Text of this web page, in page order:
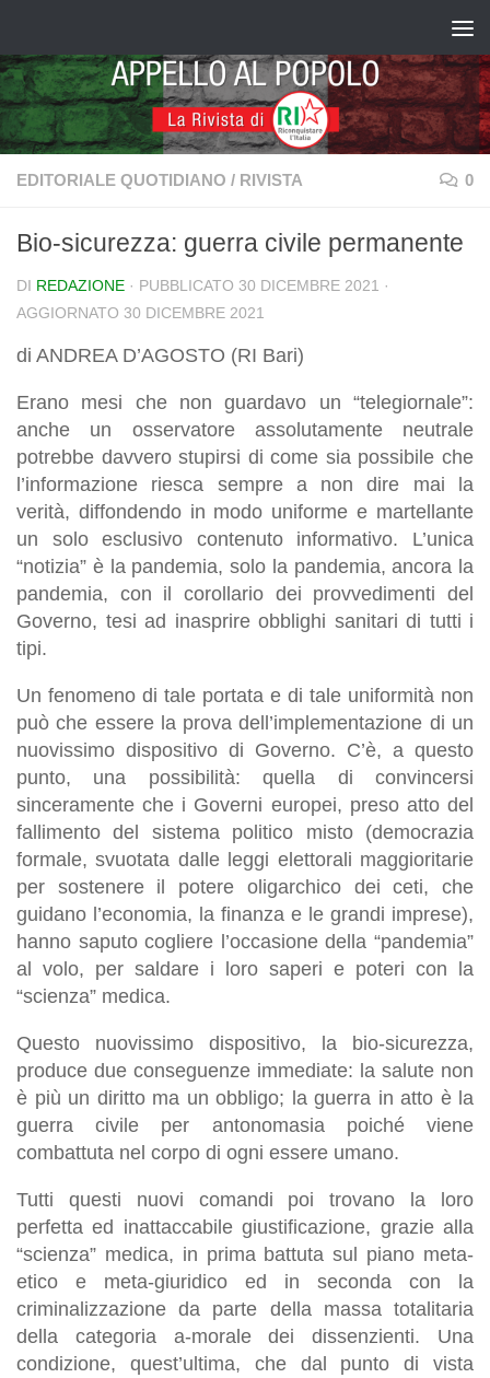
EDITORIALE QUOTIDIANO / RIVISTA 0
Bio-sicurezza: guerra civile permanente
DI REDAZIONE · PUBBLICATO 30 DICEMBRE 2021 ·
AGGIORNATO 30 DICEMBRE 2021
di ANDREA D’AGOSTO (RI Bari)
Erano mesi che non guardavo un “telegiornale”:
anche un osservatore assolutamente neutrale
potrebbe davvero stupirsi di come sia possibile che
l’informazione riesca sempre a non dire mai la
verità, diffondendo in modo uniforme e martellante
un solo esclusivo contenuto informativo. L’unica
“notizia” è la pandemia, solo la pandemia, ancora la
pandemia, con il corollario dei provvedimenti del
Governo, tesi ad inasprire obblighi sanitari di tutti i
tipi.
Un fenomeno di tale portata e di tale uniformità non
può che essere la prova dell’implementazione di un
nuovissimo dispositivo di Governo. C’è, a questo
punto, una possibilità: quella di convincersi
sinceramente che i Governi europei, preso atto del
fallimento del sistema politico misto (democrazia
formale, svuotata dalle leggi elettorali maggioritarie
per sostenere il potere oligarchico dei ceti, che
guidano l’economia, la finanza e le grandi imprese),
hanno saputo cogliere l’occasione della “pandemia”
al volo, per saldare i loro saperi e poteri con la
“scienza” medica.
Questo nuovissimo dispositivo, la bio-sicurezza,
produce due conseguenze immediate: la salute non
è più un diritto ma un obbligo; la guerra in atto è la
guerra civile per antonomasia poiché viene
combattuta nel corpo di ogni essere umano.
Tutti questi nuovi comandi poi trovano la loro
perfetta ed inattaccabile giustificazione, grazie alla
“scienza” medica, in prima battuta sul piano meta-
etico e meta-giuridico ed in seconda con la
criminalizzazione da parte della massa totalitaria
della categoria a-morale dei dissenzienti. Una
condizione, quest’ultima, che dal punto di vista